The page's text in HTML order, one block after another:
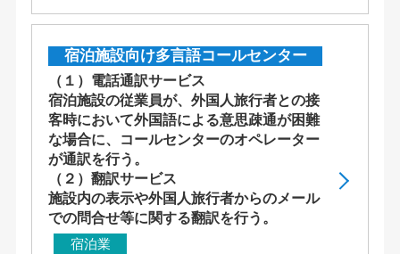
宿泊施設向け多言語コールセンター
（１）電話通訳サービス
宿泊施設の従業員が、外国人旅行者との接
客時において外国語による意思疎通が困難
な場合に、コールセンターのオペレーター
が通訳を行う。
（２）翻訳サービス
施設内の表示や外国人旅行者からのメール
での問合せ等に関する翻訳を行う。
宿泊業